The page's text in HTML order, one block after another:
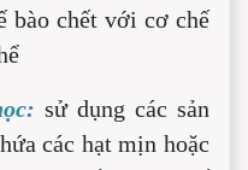
bào chết với cơ chế
sử dụng các sản
các hạt mịn hoặc